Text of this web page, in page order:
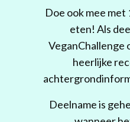
Doe ook mee met
eten! Als
VeganChallenge
heerlijke
Deelname is